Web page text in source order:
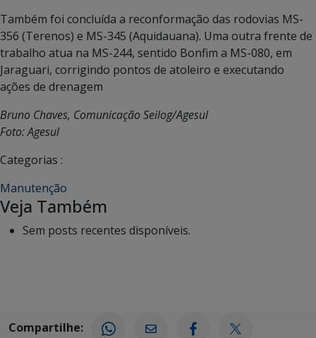
Também foi concluída a reconformação das rodovias MS-
356 (Terenos) e MS-345 (Aquidauana). Uma outra frente de
trabalho atua na MS-244, sentido Bonfim a MS-080, em
Jaraguari, corrigindo pontos de atoleiro e executando
ações de drenagem
Bruno Chaves, Comunicação Seilog/Agesul
Foto: Agesul
Categorias :
Manutenção
Veja Também
Sem posts recentes disponíveis.
Compartilhe: